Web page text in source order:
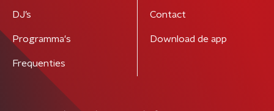
DJ’s
Programma's
Frequenties
Contact
Download de app